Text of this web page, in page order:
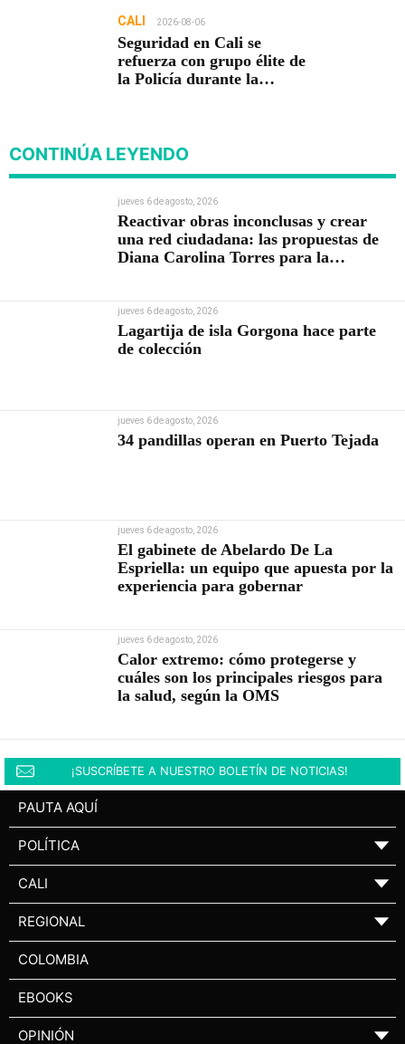
CALI 2026-08-06
Seguridad en Cali se
refuerza con grupo élite de
la Policía durante la
CONTINÚA LEYENDO
jueves 6 de agosto, 2026
Reactivar obras inconclusas y crear
una red ciudadana: las propuestas de
Diana Carolina Torres para la
jueves 6 de agosto, 2026
Lagartija de isla Gorgona hace parte
de colección
jueves 6 de agosto, 2026
34 pandillas operan en Puerto Tejada
jueves 6 de agosto, 2026
El gabinete de Abelardo De La
Espriella: un equipo que apuesta por la
experiencia para gobernar
jueves 6 de agosto, 2026
Calor extremo: cómo protegerse y
cuáles son los principales riesgos para
la salud, según la OMS
¡SUSCRÍBETE A NUESTRO BOLETÍN DE NOTICIAS!
PAUTA AQUÍ
POLÍTICA ▼
CALI ▼
REGIONAL ▼
COLOMBIA
EBOOKS
OPINIÓN ▼